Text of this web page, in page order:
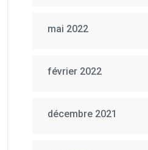
mai 2022
février 2022
décembre 2021